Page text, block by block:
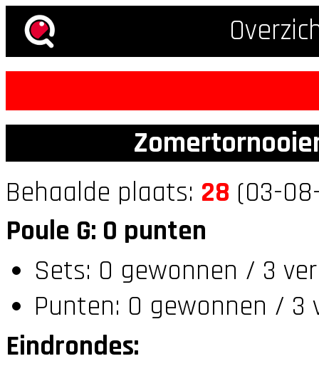
Behaalde plaats: 28 (03-
Poule G: 0 punten
Sets: 0 gewonnen / 3
Punten: 0 gewonnen / 3
Eindrondes: